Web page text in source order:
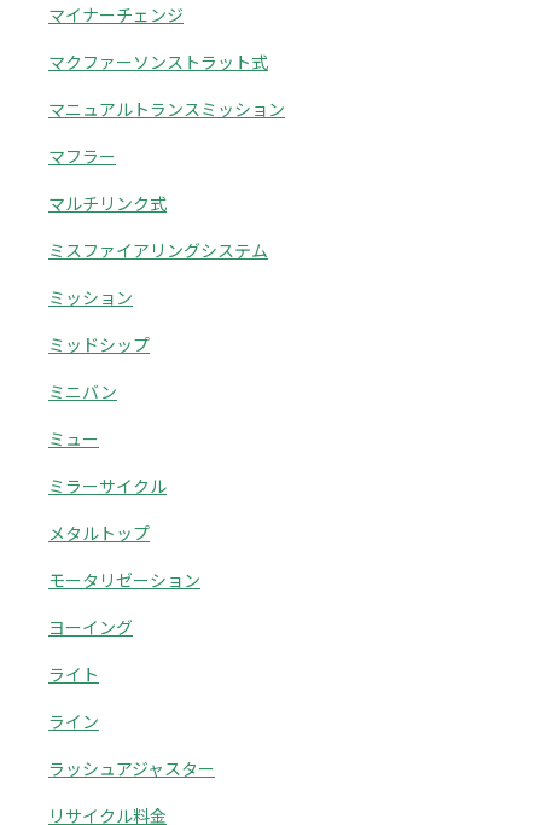
マイナーチェンジ
マクファーソンストラット式
マニュアルトランスミッション
マフラー
マルチリンク式
ミスファイアリングシステム
ミッション
ミッドシップ
ミニバン
ミュー
ミラーサイクル
メタルトップ
モータリゼーション
ヨーイング
ライト
ライン
ラッシュアジャスター
リサイクル料金